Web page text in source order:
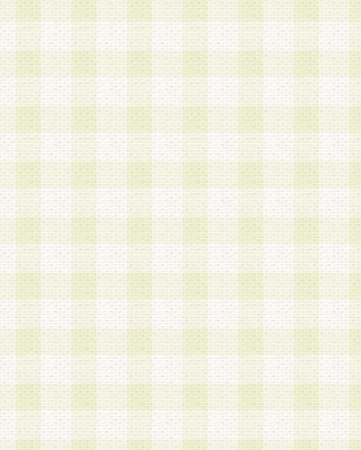
加する際には、前条に基づき当社から付与された
スワードを使用するものとします。
2.登録の際に当社が付与したログインIDおよびパ
の使用に関しては、全て会員本人がその責任を負
3.会員は、当社から付与されたログインIDおよび
貸与、名義変更、売買その他形態を問わず第三者
ならないものとします。
4.当社は、会員によるログインIDおよびパスワー
盗用など第三者の利用に伴う損害の発生について
き事由の有無、その他原因の如何を問わず、一切
のとします。
第5条 会員の登録情報
1.当社は、会員の登録情報に含まれる氏名・住所
アドレス等会員個人を識別できる情報を当社が別
シーポリシー
」に基づき適切に取り扱うものとし
は、当該個人情報を以下の各号に定める目的に利
す。なお、これら事項以外の目的で個人情報を利
かじめ会員の同意を得たうえで利用するものとし
a.本サービスの実施または運営